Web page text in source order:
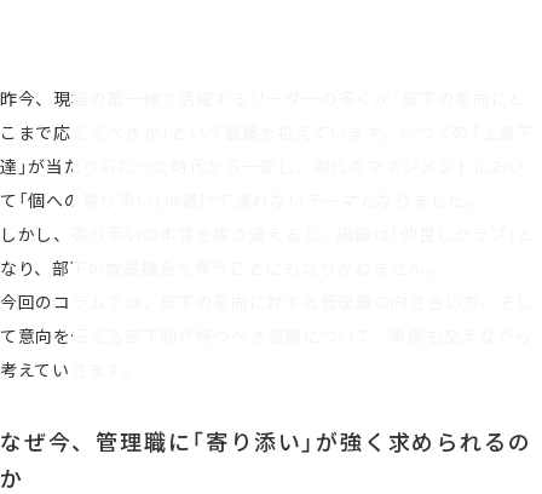
昨今、現場の第一線で活躍するリーダーの多くが「部下の意向にど
こまで応えるべきか」という葛藤を抱えています。かつての「上意下
達」が当たり前だった時代から一変し、現代のマネジメントにおい
て「個への寄り添い」は避けて通れないテーマとなりました。
しかし、寄り添いの本質を履き違えると、組織は「仲良しクラブ」と
なり、部下の成長機会を奪うことにもなりかねません。
今回のコラムでは、部下の意向に対する管理職の向き合い方、そし
て意向を伝える部下側が持つべき姿勢について、事例も交えながら
考えていきます。
なぜ今、管理職に「寄り添い」が強く求められるの
か